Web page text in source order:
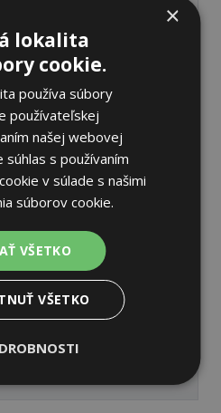
ks
Pirelli SCORPION ALL
275/40 R20 106 W
A D 70 dB
×
lokalita
cookie.
používa súbory
používateľskej
našej webovej
s používaním
v súlade s našimi
súborov cookie.
VŠETKO
VŠETKO